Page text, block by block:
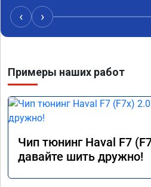
‹ ›
Примеры наших работ
Чип тюнинг Haval F7
давайте шить дружно!